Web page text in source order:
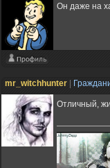
Он даже на
mr_witchhunter
Отличный,